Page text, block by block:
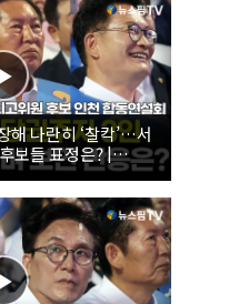
나란히 ‘찰칵’…서
보들 표정은? |
당대표·최고위원 후